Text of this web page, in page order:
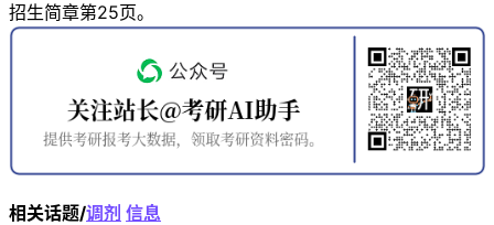
招生简章第25页。
相关话题/调剂 信息